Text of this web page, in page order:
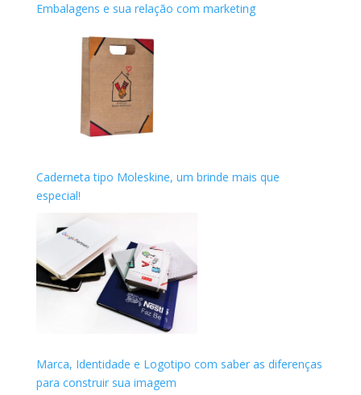
Embalagens e sua relação com marketing
Caderneta tipo Moleskine, um brinde mais que
especial!
Marca, Identidade e Logotipo com saber as diferenças
para construir sua imagem